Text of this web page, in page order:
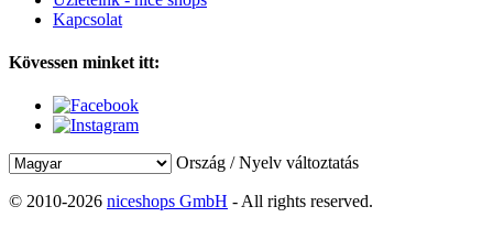
Kapcsolat
Kövessen minket itt:
Ország / Nyelv változtatás
© 2010-2026 niceshops GmbH - All rights reserved.